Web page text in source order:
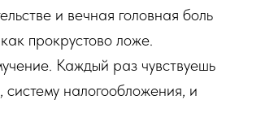
и вечная головная боль
прокрустово ложе.
Каждый раз чувствуешь
налогообложения, и